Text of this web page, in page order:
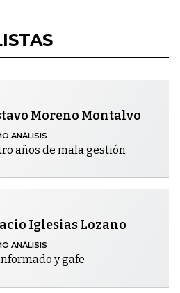
Moreno Montalvo
ANÁLISIS
años de mala gestión
Iglesias Lozano
ANÁLISIS
y gafe